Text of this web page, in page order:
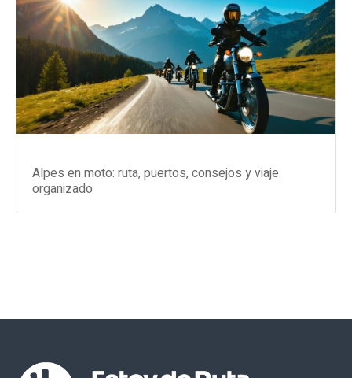
Alpes en moto: ruta, puertos, consejos y viaje
organizado